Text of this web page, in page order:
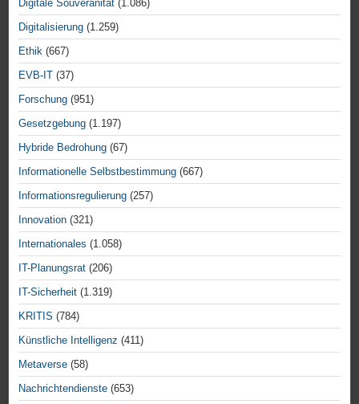
Digitale Souveränität (1.086)
Digitalisierung (1.259)
Ethik (667)
EVB-IT (37)
Forschung (951)
Gesetzgebung (1.197)
Hybride Bedrohung (67)
Informationelle Selbstbestimmung (667)
Informationsregulierung (257)
Innovation (321)
Internationales (1.058)
IT-Planungsrat (206)
IT-Sicherheit (1.319)
KRITIS (784)
Künstliche Intelligenz (411)
Metaverse (58)
Nachrichtendienste (653)